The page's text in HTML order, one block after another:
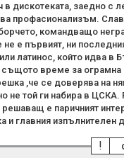
в дискотеката, заедно с
профасионализъм.
командващо
е първият, ни
латинос, който идва в
същото време за ограмна
,че се доверява на
не той ги набира в ЦСКА.
решаващ е паричният
и главния изпълнителен
!